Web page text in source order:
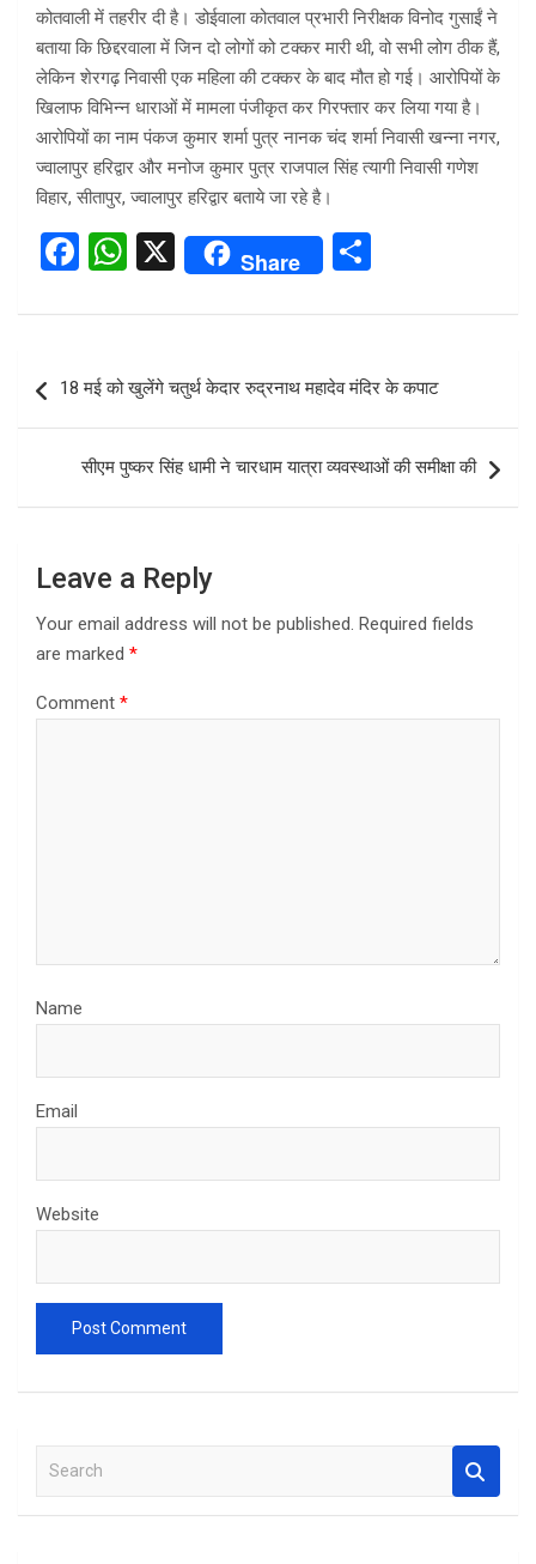
कोतवाली में तहरीर दी है। डोईवाला कोतवाल प्रभारी निरीक्षक विनोद गुसाईं ने
बताया कि छिद्दरवाला में जिन दो लोगों को टक्कर मारी थी, वो सभी लोग ठीक हैं,
लेकिन शेरगढ़ निवासी एक महिला की टक्कर के बाद मौत हो गई। आरोपियों के
खिलाफ विभिन्न धाराओं में मामला पंजीकृत कर गिरफ्तार कर लिया गया है।
आरोपियों का नाम पंकज कुमार शर्मा पुत्र नानक चंद शर्मा निवासी खन्ना नगर,
ज्वालापुर हरिद्वार और मनोज कुमार पुत्र राजपाल सिंह त्यागी निवासी गणेश
विहार, सीतापुर, ज्वालापुर हरिद्वार बताये जा रहे है।
F
ce
b
o
o
k
W
at
A
p
p
X Share
ar
e
navigation
18 मई को खुलेंगे चतुर्थ केदार रुद्रनाथ महादेव मंदिर के कपाट
सीएम पुष्कर सिंह धामी ने चारधाम यात्रा व्यवस्थाओं की समीक्षा की
Leave a Reply
Your email address will not be published. Required fields
are marked *
Comment *
Name
Email
Website
a